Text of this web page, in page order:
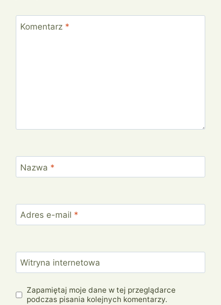
Komentarz *
Nazwa *
Adres e-mail *
Witryna internetowa
Zapamiętaj moje dane w tej przeglądarce
podczas pisania kolejnych komentarzy.